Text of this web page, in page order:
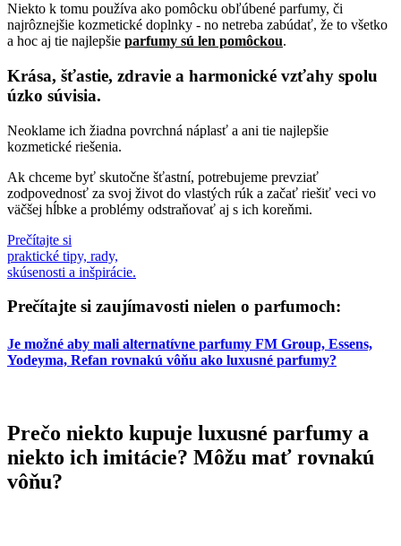
Niekto k tomu používa ako pomôcku obľúbené parfumy, či
najrôznejšie kozmetické doplnky - no netreba zabúdať, že to všetko
a hoc aj tie najlepšie parfumy sú len pomôckou.
Krása, šťastie, zdravie a harmonické vzťahy spolu
úzko súvisia.
Neoklame ich žiadna povrchná náplasť a ani tie najlepšie
kozmetické riešenia.
Ak chceme byť skutočne šťastní, potrebujeme prevziať
zodpovednosť za svoj život do vlastých rúk a začať riešiť veci vo
väčšej hĺbke a problémy odstraňovať aj s ich koreňmi.
Prečítajte si
praktické tipy, rady,
skúsenosti a inšpirácie.
Prečítajte si zaujímavosti nielen o parfumoch:
Je možné aby mali alternatívne parfumy FM Group, Essens,
Yodeyma, Refan rovnakú vôňu ako luxusné parfumy?
Prečo niekto kupuje luxusné parfumy a
niekto ich imitácie? Môžu mať rovnakú
vôňu?